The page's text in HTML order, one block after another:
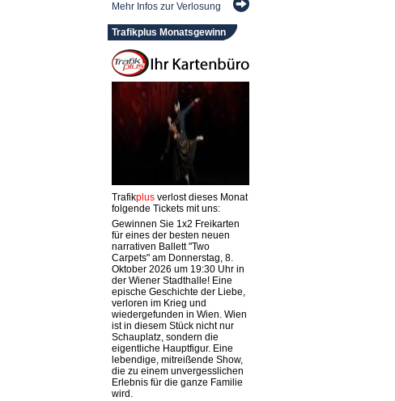
Mehr Infos zur Verlosung
Trafikplus Monatsgewinn
Trafikplusverlost dieses Monat
folgende Tickets mit uns:
Gewinnen Sie 1x2 Freikarten
für eines der besten neuen
narrativen Ballett "Two
Carpets" am Donnerstag, 8.
Oktober 2026 um 19:30 Uhr in
der Wiener Stadthalle! Eine
epische Geschichte der Liebe,
verloren im Krieg und
wiedergefunden in Wien. Wien
ist in diesem Stück nicht nur
Schauplatz, sondern die
eigentliche Hauptfigur. Eine
lebendige, mitreißende Show,
die zu einem unvergesslichen
Erlebnis für die ganze Familie
wird.